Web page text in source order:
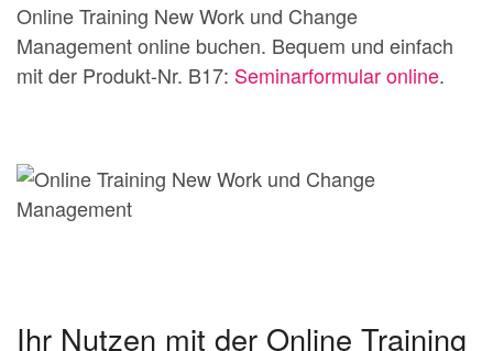
Online Training New Work und Change
Management online buchen. Bequem und einfach
mit der Produkt-Nr. B17: Seminarformular online.
Ihr Nutzen mit der Online Training